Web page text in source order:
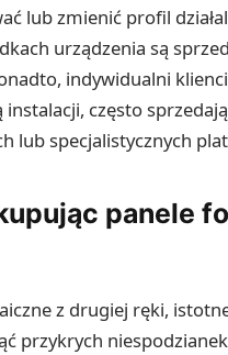
lub zmienić profil
urządzenia są
indywidualni
często
lub specjalistycznych
panele
z drugiej ręki,
przykrych